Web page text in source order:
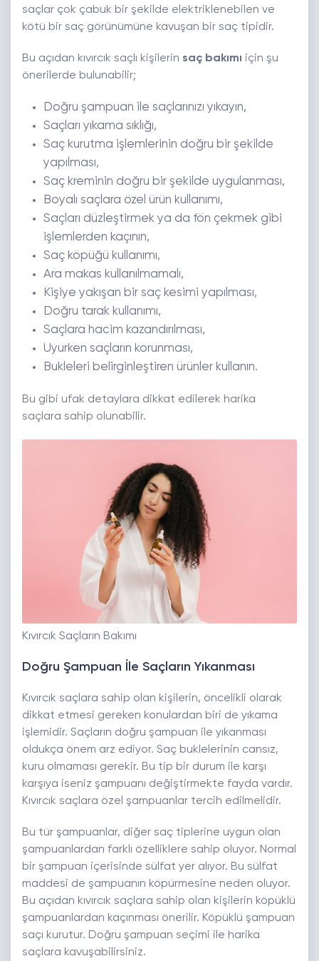
saçlar çok çabuk bir şekilde elektriklenebilen ve
kötü bir saç görünümüne kavuşan bir saç tipidir.
Bu açıdan kıvırcık saçlı kişilerin saç bakımı için şu
önerilerde bulunabilir;
Doğru şampuan ile saçlarınızı yıkayın,
Saçları yıkama sıklığı,
Saç kurutma işlemlerinin doğru bir şekilde
yapılması,
Saç kreminin doğru bir şekilde uygulanması,
Boyalı saçlara özel ürün kullanımı,
Saçları düzleştirmek ya da fön çekmek gibi
işlemlerden kaçının,
Saç köpüğü kullanımı,
Ara makas kullanılmamalı,
Kişiye yakışan bir saç kesimi yapılması,
Doğru tarak kullanımı,
Saçlara hacim kazandırılması,
Uyurken saçların korunması,
Bukleleri belirginleştiren ürünler kullanın.
Bu gibi ufak detaylara dikkat edilerek harika
saçlara sahip olunabilir.
Kıvırcık Saçların Bakımı
Doğru Şampuan İle Saçların Yıkanması
Kıvırcık saçlara sahip olan kişilerin, öncelikli olarak
dikkat etmesi gereken konulardan biri de yıkama
işlemidir. Saçların doğru şampuan ile yıkanması
oldukça önem arz ediyor. Saç buklelerinin cansız,
kuru olmaması gerekir. Bu tip bir durum ile karşı
karşıya iseniz şampuanı değiştirmekte fayda vardır.
Kıvırcık saçlara özel şampuanlar tercih edilmelidir.
Bu tür şampuanlar, diğer saç tiplerine uygun olan
şampuanlardan farklı özelliklere sahip oluyor. Normal
bir şampuan içerisinde sülfat yer alıyor. Bu sülfat
maddesi de şampuanın köpürmesine neden oluyor.
Bu açıdan kıvırcık saçlara sahip olan kişilerin köpüklü
şampuanlardan kaçınması önerilir. Köpüklü şampuan
saçı kurutur. Doğru şampuan seçimi ile harika
saçlara kavuşabilirsiniz.